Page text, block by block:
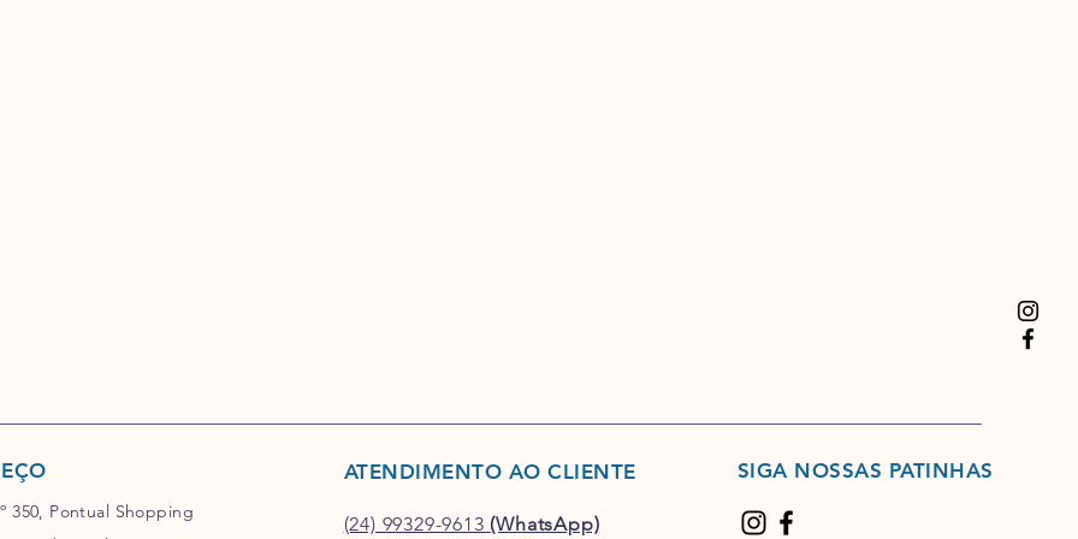
350, Pontual Shopping
ATENDIMENTO AO CLIENTE
(24) 99329-9613 (WhatsApp)
SIGA NOSSAS PATINHAS